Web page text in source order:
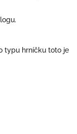
typu hrníčku toto je